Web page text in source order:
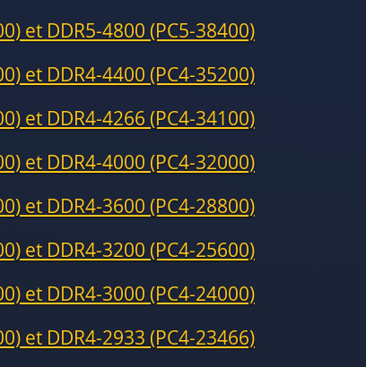
et DDR5-4800 (PC5-38400)
et DDR4-4400 (PC4-35200)
et DDR4-4266 (PC4-34100)
et DDR4-4000 (PC4-32000)
et DDR4-3600 (PC4-28800)
et DDR4-3200 (PC4-25600)
et DDR4-3000 (PC4-24000)
et DDR4-2933 (PC4-23466)